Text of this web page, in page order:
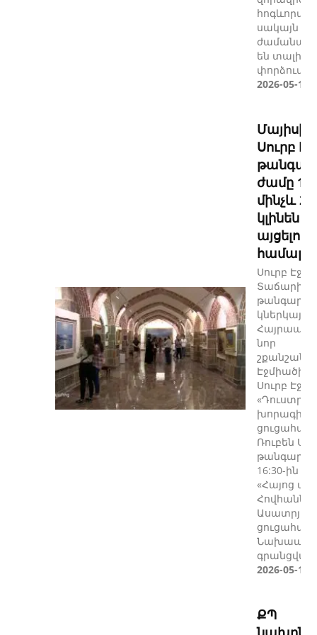
սակայն
են տալիս,
փորձում
2026-05-11
Մայիսի
Սուրբ
ժամը
մինչև
կլինեն
համար
Սուրբ
Տաճարի
նոր
Սուրբ
«Դուստր
խորագիրը
Ռուբեն
16:30-ին
«Հայոց
Նախապես
2026-05-11
ՔՊ